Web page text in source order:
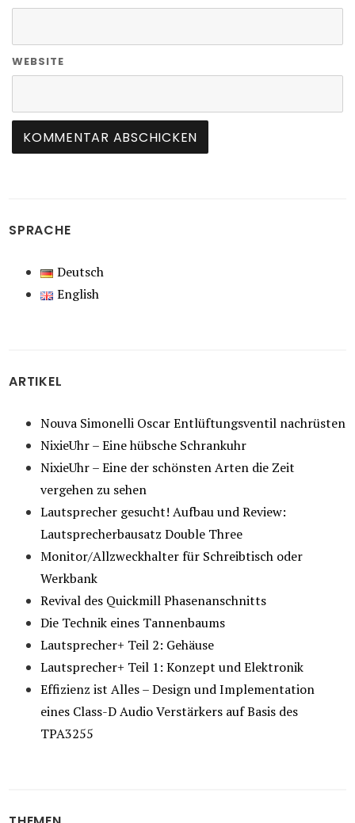
WEBSITE
SPRACHE
Deutsch
English
ARTIKEL
Nouva Simonelli Oscar Entlüftungsventil nachrüsten
NixieUhr – Eine hübsche Schrankuhr
NixieUhr – Eine der schönsten Arten die Zeit
vergehen zu sehen
Lautsprecher gesucht! Aufbau und Review:
Lautsprecherbausatz Double Three
Monitor/Allzweckhalter für Schreibtisch oder
Werkbank
Revival des Quickmill Phasenanschnitts
Die Technik eines Tannenbaums
Lautsprecher+ Teil 2: Gehäuse
Lautsprecher+ Teil 1: Konzept und Elektronik
Effizienz ist Alles – Design und Implementation
eines Class-D Audio Verstärkers auf Basis des
TPA3255